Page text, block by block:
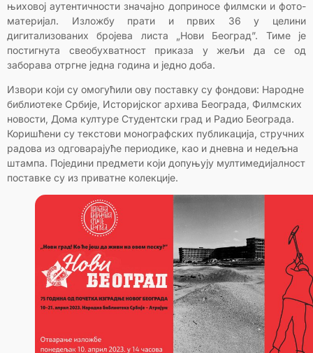
њиховој аутентичности значајно доприносе филмски и фото-
материјал. Изложбу прати и првих 36 у целини
дигитализованих бројева листа „Нови Београд”. Тиме је
постигнута свеобухватност приказа у жељи да се од
заборава отргне једна година и једно доба.
Извори који су омогућили ову поставку су фондови: Народне
библиотеке Србије, Историјског архива Београда, Филмских
новости, Дома културе Студентски град и Радио Београда.
Коришћени су текстови монографских публикација, стручних
радова из одговарајуће периодике, као и дневна и недељна
штампа. Поједини предмети који допуњују мултимедијалност
поставке су из приватне колекције.